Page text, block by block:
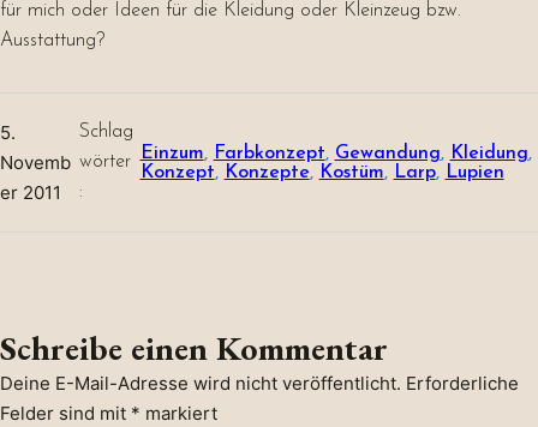
für mich oder Ideen für die Kleidung oder Kleinzeug bzw.
Ausstattung?
5.
Novemb
er 2011
Schlag
wörter
:
Einzum, Farbkonzept, Gewandung, Kleidung ,
Konzept, Konzepte, Kostüm, Larp, Lupien
Schreibe einen Kommentar
Deine E-Mail-Adresse wird nicht veröffentlicht. Erforderliche
Felder sind mit * markiert